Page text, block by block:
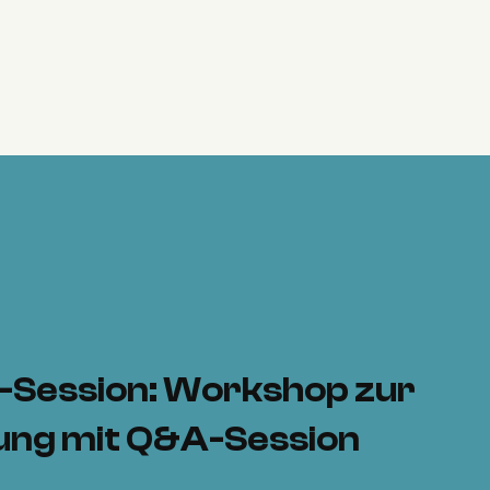
Session: Workshop zur
mit Q&A-Session